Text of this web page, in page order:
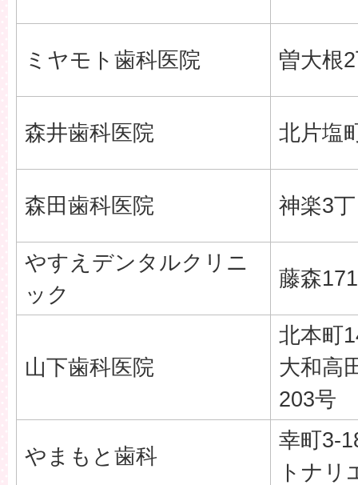
ミヤモト歯科医院 曽大根
森井歯科医院 北片塩
森田歯科医院 神楽3
やすえデンタルクリニ
ック
藤森
山下歯科医院
北本町
大和高
203号
やまもと歯科
幸町3-
トナリ